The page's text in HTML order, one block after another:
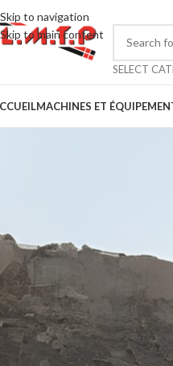
Skip to navigation
Skip to main content
SELECT
MACHINES ET